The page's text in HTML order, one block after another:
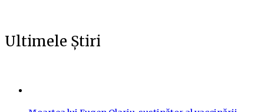
Ultimele Știri